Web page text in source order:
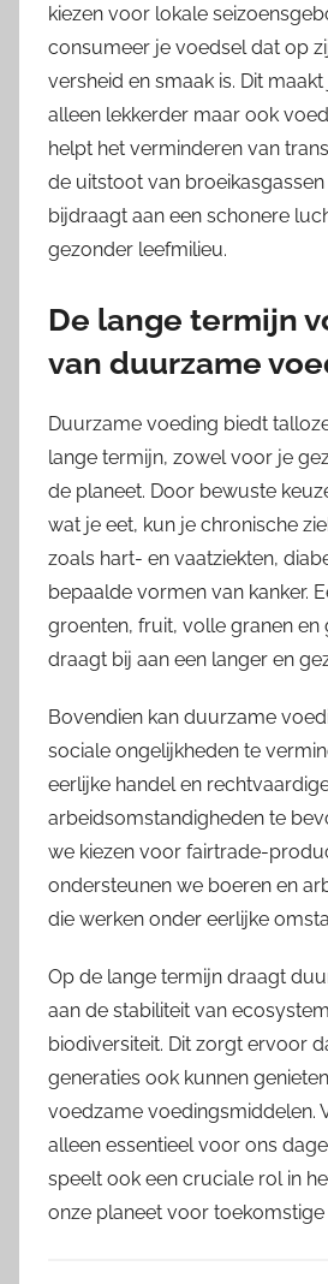
kiezen voor lokale
consumeer je voedsel dat op
versheid en smaak is. Dit
alleen lekkerder maar ook
helpt het verminderen van
de uitstoot van
bijdraagt aan een schonere
gezonder leefmilieu.
De lange termijn
van duurzame
Duurzame voeding biedt
lange termijn, zowel voor je
de planeet. Door bewuste
wat je eet, kun je chronische
zoals hart- en vaatziekten,
bepaalde vormen van kanker.
groenten, fruit, volle granen en
draagt bij aan een langer en
Bovendien kan duurzame
sociale ongelijkheden te
eerlijke handel en
arbeidsomstandigheden te
we kiezen voor fairtrade-
ondersteunen we boeren en
die werken onder eerlijke
Op de lange termijn draagt
aan de stabiliteit van
biodiversiteit. Dit zorgt ervoor
generaties ook kunnen
voedzame voedingsmiddelen.
alleen essentieel voor ons
speelt ook een cruciale rol in
onze planeet voor toekomstige